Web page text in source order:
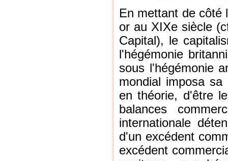
En mettant de côté
or au XIXe siècle
Capital), le
l'hégémonie
sous l'hégémonie
mondial imposa
en théorie, d'être
balances
internationale
d'un excédent
excédent